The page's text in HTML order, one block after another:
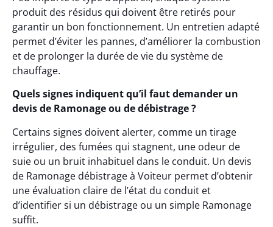
produit des résidus qui doivent être retirés pour
garantir un bon fonctionnement. Un entretien adapté
permet d’éviter les pannes, d’améliorer la combustion
et de prolonger la durée de vie du système de
chauffage.
Quels signes indiquent qu’il faut demander un
devis de Ramonage ou de débistrage ?
Certains signes doivent alerter, comme un tirage
irrégulier, des fumées qui stagnent, une odeur de
suie ou un bruit inhabituel dans le conduit. Un devis
de Ramonage débistrage à Voiteur permet d’obtenir
une évaluation claire de l’état du conduit et
d’identifier si un débistrage ou un simple Ramonage
suffit.